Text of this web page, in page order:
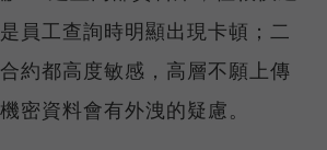
員工查詢時明顯出現卡頓；二
約都高度敏感，高層不願上傳
密資料會有外洩的疑慮。